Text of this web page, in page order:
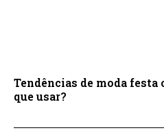
Tendências de moda
que usar?